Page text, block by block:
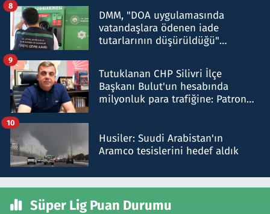
DMM, "DOA uygulamasında
vatandaşlara ödenen iade
tutarlarının düşürüldüğü"
8
Tutuklanan CHP Silivri İlçe
Başkanı Bulut'un hesabında
milyonluk para trafiğine: Patron
9
Husiler: Suudi Arabistan'ın
Aramco tesislerini hedef aldık
10
Süper Lig Puan Durumu